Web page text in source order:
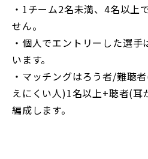
‧1チーム2名未満、4名以上
せん。
‧個人でエントリーした選手
います。
‧マッチングはろう者/難聴
えにくい人)1名以上+聴者(耳
編成します。